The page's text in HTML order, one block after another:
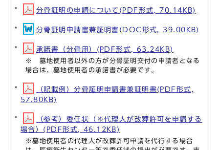
分骨証明の申請について(PDF形式, 70.14KB)
分骨証明申請書兼証明書(DOC形式, 39.00KB)
承諾書（分骨用）(PDF形式, 63.24KB)
※ 墓地使用者以外の方が分骨証明交付の申請者となる
場合は、墓地使用者の承諾書が必要です。
（記載例）分骨証明申請書兼証明書(PDF形式,
57.80KB)
（参考）委任状（※代理人が改葬許可を申請する
場合）(PDF形式, 46.12KB)
※墓地使用者の代理人が改葬許可申請を代行する場合